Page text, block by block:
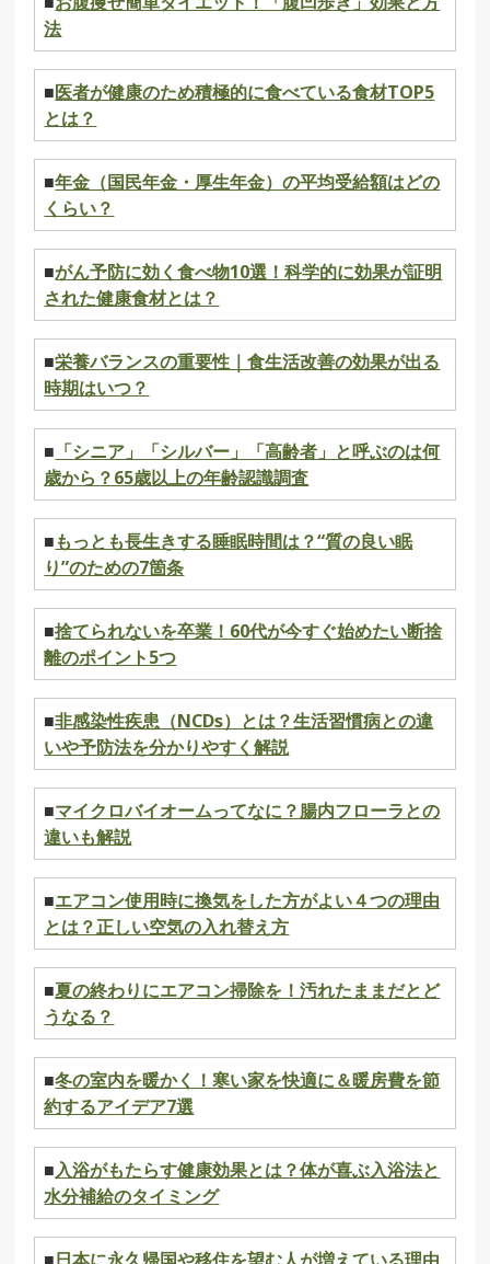
法
■医者が健康のため積極的に食べている食材TOP5
とは？
■年金（国民年金・厚生年金）の平均受給額はどの
くらい？
■がん予防に効く食べ物10選！科学的に効果が証明
された健康食材とは？
■栄養バランスの重要性｜食生活改善の効果が出る
時期はいつ？
■ 「シニア」「シルバー」「高齢者」と呼ぶのは何
歳から？65歳以上の年齢認識調査
■もっとも長生きする睡眠時間は？“質の良い眠
り”のための7箇条
■捨てられないを卒業！60代が今すぐ始めたい断捨
離のポイント5つ
■非感染性疾患（NCDs）とは？生活習慣病との違
いや予防法を分かりやすく解説
■マイクロバイオームってなに？腸内フローラとの
違いも解説
■エアコン使用時に換気をした方がよい４つの理由
とは？正しい空気の入れ替え方
■夏の終わりにエアコン掃除を！汚れたままだとど
うなる？
■冬の室内を暖かく！寒い家を快適に＆暖房費を節
約するアイデア7選
■入浴がもたらす健康効果とは？体が喜ぶ入浴法と
水分補給のタイミング